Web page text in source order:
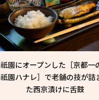
祇園にオープンした［京都一
祇園ハナレ］で老舗の技が詰
た西京漬けに舌鼓